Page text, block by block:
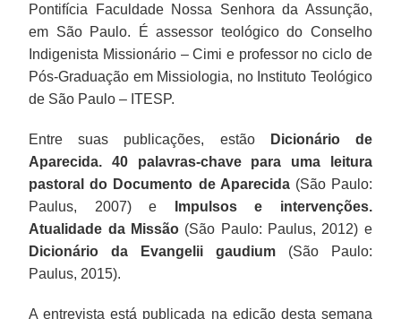
Pontifícia Faculdade Nossa Senhora da Assunção,
em São Paulo. É assessor teológico do Conselho
Indigenista Missionário – Cimi e professor no ciclo de
Pós-Graduação em Missiologia, no Instituto Teológico
de São Paulo – ITESP.
Entre suas publicações, estão
Dicionário de
Aparecida. 40 palavras-chave para uma leitura
pastoral do Documento de Aparecida(São Paulo:
Paulus, 2007) e
Impulsos e intervenções.
Atualidade da Missão (São Paulo: Paulus, 2012) e
Dicionário da Evangelii gaudium(São Paulo:
Paulus, 2015).
A entrevista está publicada na edição desta semana